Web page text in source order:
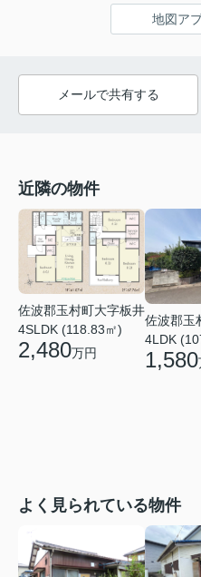
地図ア
メールで共有する
近隣の物件
佐波郡玉村町大字板井
4SLDK (118.83㎡)
2,480万円
佐波郡玉
4LDK
1,580
よく見られている物件